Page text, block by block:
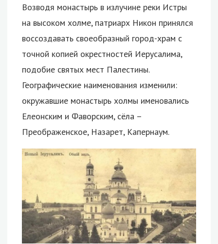
Возводя монастырь в излучине реки Истры
на высоком холме, патриарх Никон принялся
воссоздавать своеобразный город-храм с
точной копией окрестностей Иерусалима,
подобие святых мест Палестины.
Географические наименования изменили:
окружавшие монастырь холмы именовались
Елеонским и Фаворским, сёла –
Преображенское, Назарет, Капернаум.